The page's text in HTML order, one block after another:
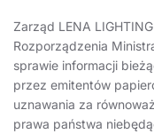
Zarząd LENA
Rozporządzenia
sprawie informacji
przez emitentów
uznawania za
prawa państwa